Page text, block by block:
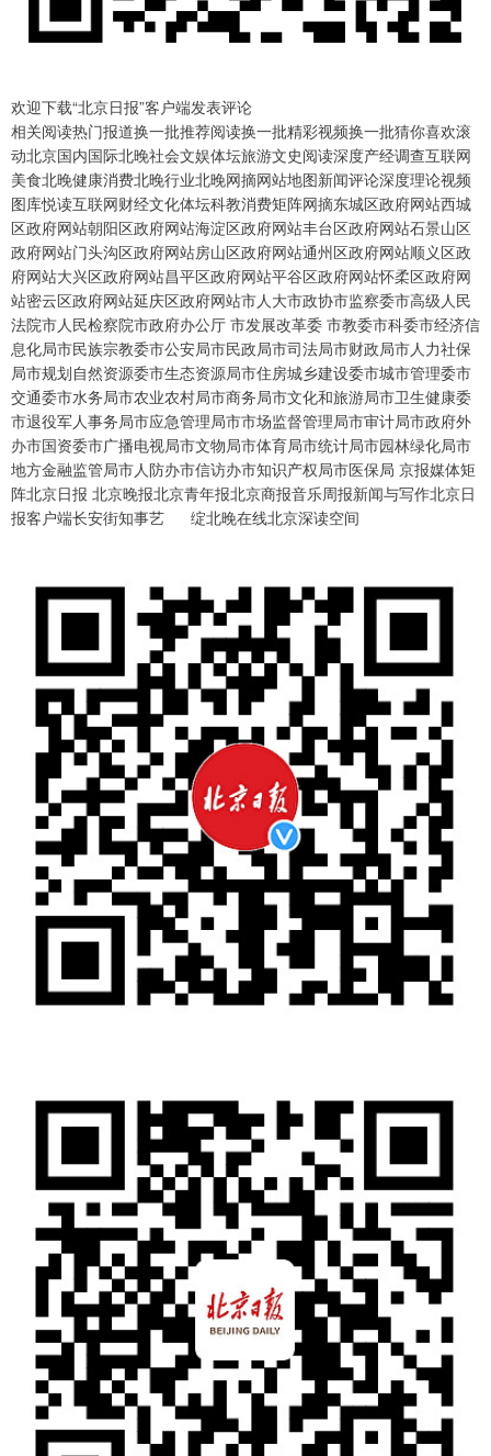
欢迎下载“北京日报”客户端发表评论
相关阅读热门报道换一批推荐阅读换一批精彩视频换一批猜你喜欢滚
动北京国内国际北晚社会文娱体坛旅游文史阅读深度产经调查互联网
美食北晚健康消费北晚行业北晚网摘网站地图新闻评论深度理论视频
图库悦读互联网财经文化体坛科教消费矩阵网摘东城区政府网站西城
区政府网站朝阳区政府网站海淀区政府网站丰台区政府网站石景山区
政府网站门头沟区政府网站房山区政府网站通州区政府网站顺义区政
府网站大兴区政府网站昌平区政府网站平谷区政府网站怀柔区政府网
站密云区政府网站延庆区政府网站市人大市政协市监察委市高级人民
法院市人民检察院市政府办公厅 市发展改革委 市教委市科委市经济信
息化局市民族宗教委市公安局市民政局市司法局市财政局市人力社保
局市规划自然资源委市生态资源局市住房城乡建设委市城市管理委市
交通委市水务局市农业农村局市商务局市文化和旅游局市卫生健康委
市退役军人事务局市应急管理局市市场监督管理局市审计局市政府外
办市国资委市广播电视局市文物局市体育局市统计局市园林绿化局市
地方金融监管局市人防办市信访办市知识产权局市医保局 京报媒体矩
阵北京日报 北京晚报北京青年报北京商报音乐周报新闻与写作北京日
报客户端长安街知事艺 绽北晚在线北京深读空间